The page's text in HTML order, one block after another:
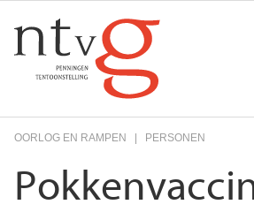
naar
de
inhoud
OORLOG EN RAMPEN PERSONEN